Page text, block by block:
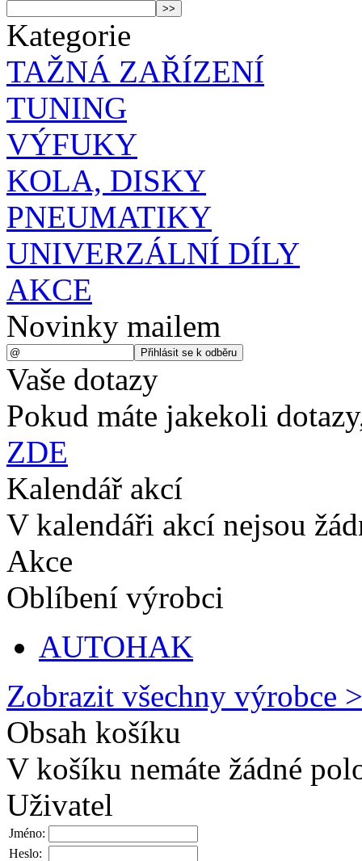
Kategorie
TAŽNÁ ZAŘÍZENÍ
TUNING
VÝFUKY
KOLA, DISKY
PNEUMATIKY
UNIVERZÁLNÍ DÍLY
AKCE
Novinky mailem
Vaše dotazy
Pokud máte jakekoli
ZDE
Kalendář akcí
V kalendáři akcí nejsou
Akce
Oblíbení výrobci
AUTOHAK
Zobrazit všechny výrobce
Obsah košíku
V košíku nemáte žádné
Uživatel
Jméno:
Heslo: